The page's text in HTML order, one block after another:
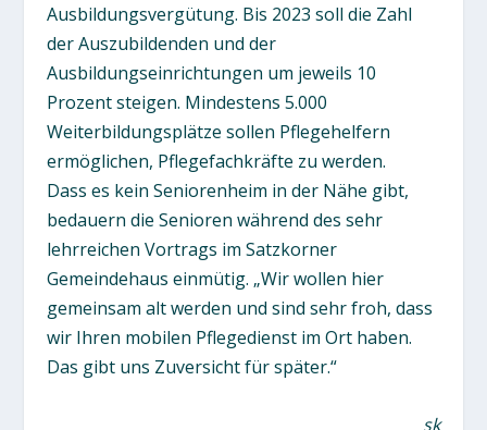
Ausbildungsvergütung. Bis 2023 soll die Zahl
der Auszubildenden und der
Ausbildungseinrichtungen um jeweils 10
Prozent steigen. Mindestens 5.000
Weiterbildungsplätze sollen Pflegehelfern
ermöglichen, Pflegefachkräfte zu werden.
Dass es kein Seniorenheim in der Nähe gibt,
bedauern die Senioren während des sehr
lehrreichen Vortrags im Satzkorner
Gemeindehaus einmütig. „Wir wollen hier
gemeinsam alt werden und sind sehr froh, dass
wir Ihren mobilen Pflegedienst im Ort haben.
Das gibt uns Zuversicht für später.“
sk